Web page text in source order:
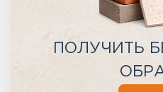
ПОЛУЧИТЬ